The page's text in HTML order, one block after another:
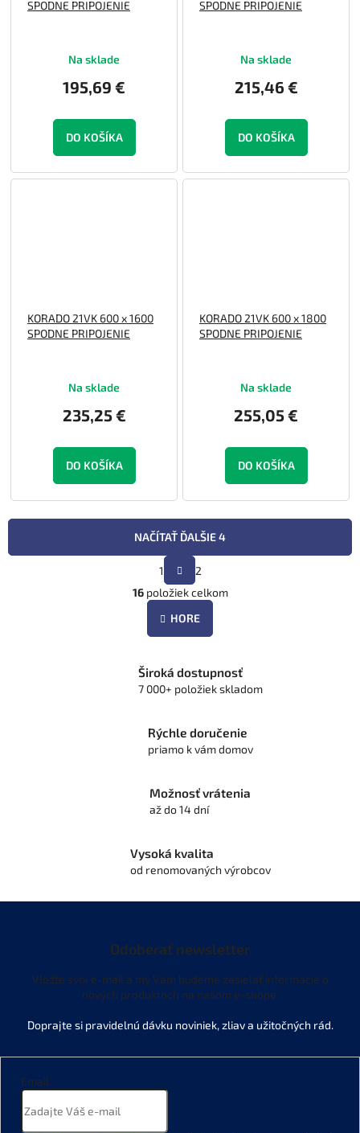
SPODNE PRIPOJENIE
Na sklade
195,69 €
DO KOŠÍKA
SPODNE PRIPOJENIE
Na sklade
215,46 €
DO KOŠÍKA
KORADO 21VK 600 x 1600
SPODNE PRIPOJENIE
Na sklade
235,25 €
DO KOŠÍKA
KORADO 21VK 600 x 1800
SPODNE PRIPOJENIE
Na sklade
255,05 €
DO KOŠÍKA
O
v
l
c
i
r
v
v
ý
s
u
NAČÍTAŤ ĎALŠIE 4
t
r
á
n
a
n
1
2
16položiek celkom
HORE
Široká dostupnosť
7 000+ položiek skladom
Rýchle doručenie
priamo k vám domov
Možnosť vrátenia
až do 14 dní
Vysoká kvalita
od renomovaných výrobcov
Odoberať newsletter
Vložte svoj e-mail a my Vám budeme zasielať informácie o
nových produktoch na našom e-shope.
Email